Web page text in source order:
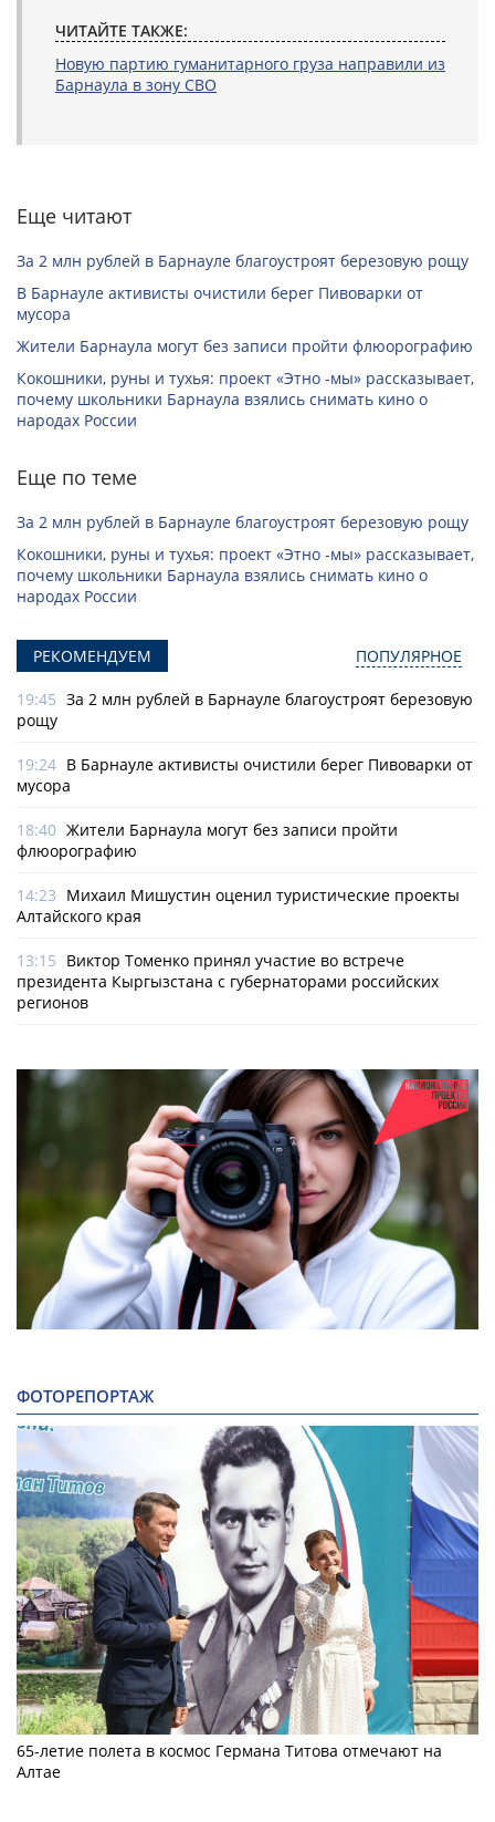
ЧИТАЙТЕ ТАКЖЕ:
Новую партию гуманитарного груза направили из
Барнаула в зону СВО
Еще читают
За 2 млн рублей в Барнауле благоустроят березовую рощу
В Барнауле активисты очистили берег Пивоварки от
мусора
Жители Барнаула могут без записи пройти флюорографию
Кокошники, руны и тухья: проект «Этно -мы» рассказывает,
почему школьники Барнаула взялись снимать кино о
народах России
Еще по теме
За 2 млн рублей в Барнауле благоустроят березовую рощу
Кокошники, руны и тухья: проект «Этно -мы» рассказывает,
почему школьники Барнаула взялись снимать кино о
народах России
РЕКОМЕНДУЕМ ПОПУЛЯРНОЕ
19:45 За 2 млн рублей в Барнауле благоустроят березовую
рощу
19:24 В Барнауле активисты очистили берег Пивоварки от
мусора
18:40 Жители Барнаула могут без записи пройти
флюорографию
14:23 Михаил Мишустин оценил туристические проекты
Алтайского края
13:15 Виктор Томенко принял участие во встрече
президента Кыргызстана с губернаторами российских
регионов
ФОТОРЕПОРТАЖ
65-летие полета в космос Германа Титова отмечают на
Алтае